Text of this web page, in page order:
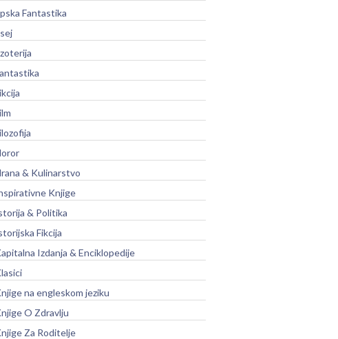
Fantastika
& Kulinarstvo
Knjige
& Politika
Fikcija
Izdanja & Enciklopedije
na engleskom jeziku
O Zdravlju
Za Roditelje